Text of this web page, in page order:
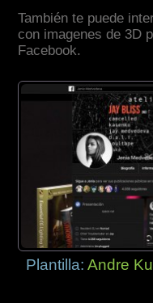
También te puede
con imagenes de 3D
Facebook.
Plantilla:Andre